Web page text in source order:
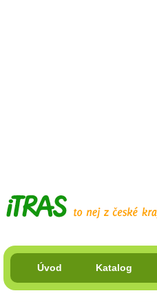
Úvod Katalog